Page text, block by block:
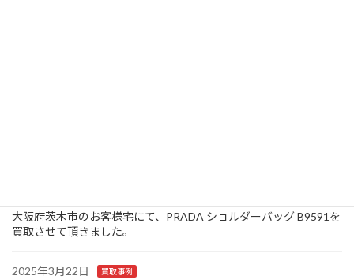
大阪府茨木市のお客様宅にて、PRADA ショルダーバッグ B9591を
買取させて頂きました。
2025年3月22日 買取事例